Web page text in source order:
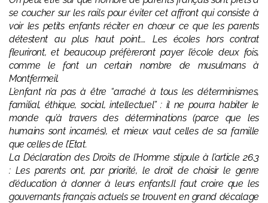
se coucher sur les rails pour éviter cet affront qui consiste à
voir les petits enfants réciter en chœur ce que les parents
détestent au plus haut point…. Les écoles hors contrat
fleuriront, et beaucoup préfèreront payer l’école deux fois,
comme le font un certain nombre de musulmans à
Montfermeil.
L’enfant n’a pas à être “arraché à tous les déterminismes,
familial, éthique, social, intellectuel” : il ne pourra habiter le
monde qu’à travers des déterminations (parce que les
humains sont incarnés), et mieux vaut celles de sa famille
que celles de l’Etat.
La Déclaration des Droits de l’Homme stipule à l’article 26.3
: Les parents ont, par priorité, le droit de choisir le genre
d’éducation à donner à leurs enfants.Il faut croire que les
gouvernants français actuels se trouvent en grand décalage